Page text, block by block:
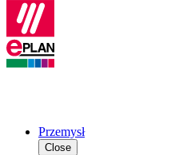
Przemysł
Close